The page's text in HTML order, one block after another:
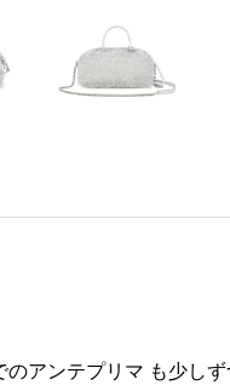
アンテプリマ も少し